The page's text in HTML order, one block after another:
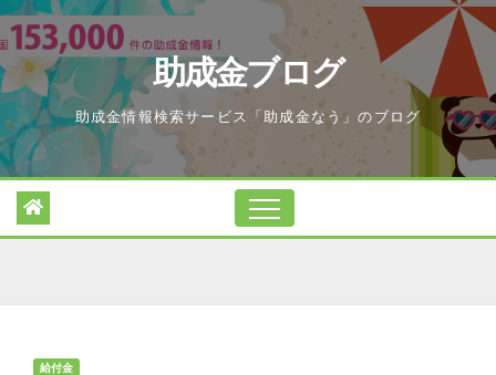
Skip
to
content
助成金ブログ
助成金情報検索サービス「助成金なう」のブログ
給付金